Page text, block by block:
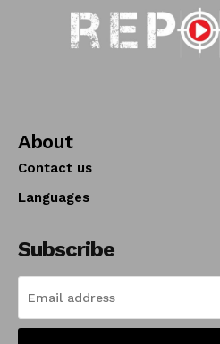
About
Contact us
Languages
Subscribe